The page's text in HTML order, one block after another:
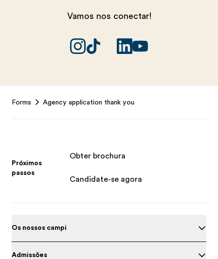
Vamos nos conectar!
Forms Agency application thank you
Próximos
passos
Obter brochura
Candidate-se agora
Os nossos campi
Admissões